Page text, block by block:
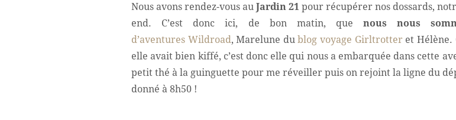
Nous avons rendez-vous au Jardin 21 pour récupérer nos dossards,
end. C’est donc ici, de bon matin, que nous nous
d’aventures Wildroad , Marelune dublog voyage Girltrotter et Hélène.
elle avait bien kiffé, c’est donc elle qui nous a embarquée dans cette
petit thé à la guinguette pour me réveiller puis on rejoint la ligne du
donné à 8h50 !